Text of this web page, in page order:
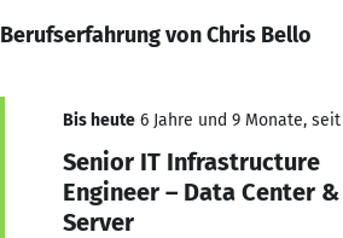
Berufserfahrung von Chris Bello
Bis heute 6 Jahre und 9 Monate, seit
Senior IT Infrastructure
Engineer – Data Center &
Server